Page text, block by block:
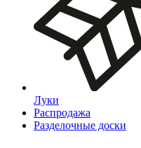
Луки
Распродажа
Разделочные доски